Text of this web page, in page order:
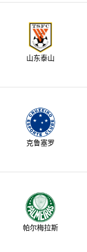
山东泰山
克鲁塞罗
帕尔梅拉斯